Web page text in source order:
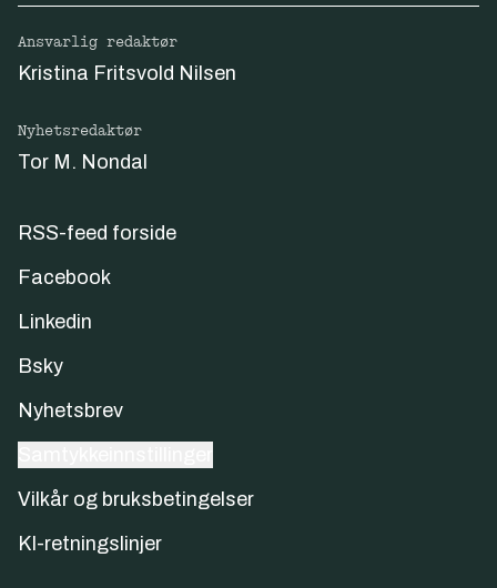
Ansvarlig redaktør
Kristina Fritsvold Nilsen
Nyhetsredaktør
Tor M. Nondal
RSS-feed forside
Facebook
Linkedin
Bsky
Nyhetsbrev
Vilkår og bruksbetingelser
KI-retningslinjer